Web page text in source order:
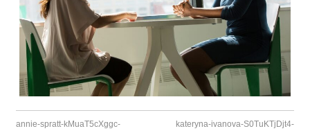
annie-spratt-kMuaT5cXggc-
kateryna-ivanova-S0TuKTjDjt4-